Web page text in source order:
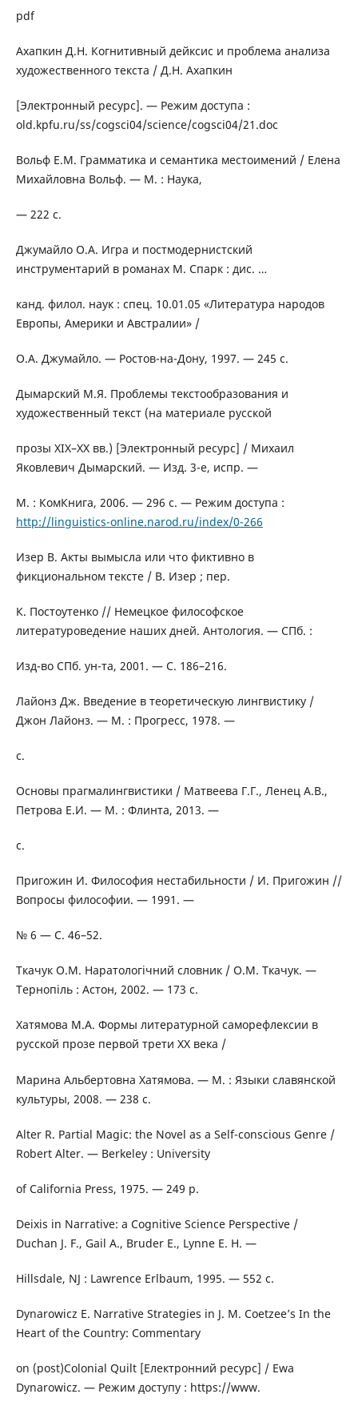
pdf
Ахапкин Д.Н. Когнитивный дейксис и проблема анализа
художественного текста / Д.Н. Ахапкин
[Электронный ресурс]. — Режим доступа :
old.kpfu.ru/ss/cogsci04/science/cogsci04/21.doc
Вольф Е.М. Грамматика и семантика местоимений / Елена
Михайловна Вольф. — М. : Наука,
— 222 с.
Джумайло О.А. Игра и постмодернистский
инструментарий в романах М. Спарк : дис. …
канд. филол. наук : спец. 10.01.05 «Литература народов
Европы, Америки и Австралии» /
О.А. Джумайло. — Ростов-на-Дону, 1997. — 245 с.
Дымарский М.Я. Проблемы текстообразования и
художественный текст (на материале русской
прозы XIX–XX вв.) [Электронный ресурс] / Михаил
Яковлевич Дымарский. — Изд. 3-е, испр. —
М. : КомКнига, 2006. — 296 с. — Режим доступа :
http://linguistics-online.narod.ru/index/0-266
Изер В. Акты вымысла или что фиктивно в
фикциональном тексте / В. Изер ; пер.
К. Постоутенко // Немецкое философское
литературоведение наших дней. Антология. — СПб. :
Изд-во СПб. ун-та, 2001. — С. 186–216.
Лайонз Дж. Введение в теоретическую лингвистику /
Джон Лайонз. — М. : Прогресс, 1978. —
с.
Основы прагмалингвистики / Матвеева Г.Г., Ленец А.В.,
Петрова Е.И. — М. : Флинта, 2013. —
с.
Пригожин И. Философия нестабильности / И. Пригожин //
Вопросы философии. — 1991. —
№ 6 — С. 46–52.
Ткачук О.М. Наратологічний словник / О.М. Ткачук. —
Тернопіль : Астон, 2002. — 173 с.
Хатямова М.А. Формы литературной саморефлексии в
русской прозе первой трети ХХ века /
Марина Альбертовна Хатямова. — М. : Языки славянской
культуры, 2008. — 238 с.
Alter R. Partial Magic: the Novel as a Self-conscious Genre /
Robert Alter. — Berkeley : University
of California Press, 1975. — 249 p.
Deixis in Narrative: a Cognitive Science Perspective /
Duchan J. F., Gail A., Bruder E., Lynne E. H. —
Hillsdale, NJ : Lawrence Erlbaum, 1995. — 552 c.
Dynarowicz E. Narrative Strategies in J. M. Coetzee’s In the
Heart of the Country: Commentary
on (post)Colonial Quilt [Електронний ресурс] / Ewa
Dynarowicz. — Режим доступу : https://www.